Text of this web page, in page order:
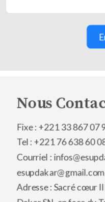
Nous
Fixe : +221 33 867 07
Tel : +221 76 638 60
Courriel :
esupdakar@gmail.com
Adresse : Sacré cœur